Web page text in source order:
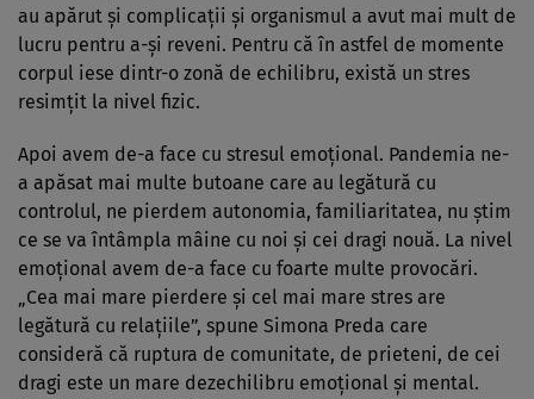
au apărut și complicații și organismul a avut mai mult de
lucru pentru a-și reveni. Pentru că în astfel de momente
corpul iese dintr-o zonă de echilibru, există un stres
resimțit la nivel fizic.
Apoi avem de-a face cu stresul emoțional. Pandemia ne-
a apăsat mai multe butoane care au legătură cu
controlul, ne pierdem autonomia, familiaritatea, nu știm
ce se va întâmpla mâine cu noi și cei dragi nouă. La nivel
emoțional avem de-a face cu foarte multe provocări.
„Cea mai mare pierdere și cel mai mare stres are
legătură cu relațiile”, spune Simona Preda care
consideră că ruptura de comunitate, de prieteni, de cei
dragi este un mare dezechilibru emoțional și mental.